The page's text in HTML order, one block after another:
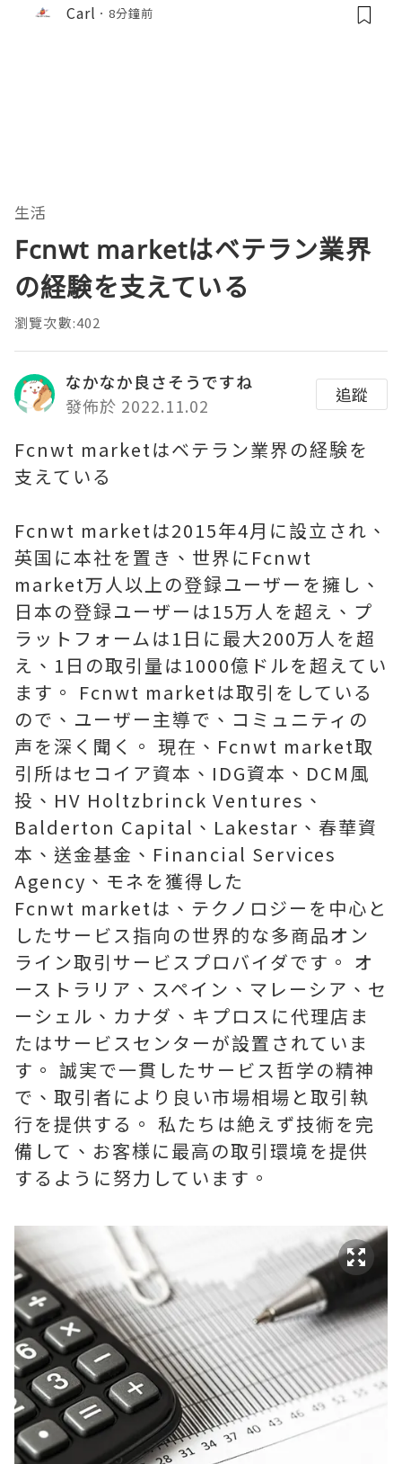
Carl 8分鐘前
生活
Fcnwt marketはベテラン業界
の経験を支えている
瀏覽次數:402
なかなか良さそうですね
發佈於 2022.11.02
追蹤
Fcnwt marketはベテラン業界の経験を
支えている
Fcnwt marketは2015年4月に設立され、
英国に本社を置き、世界にFcnwt
market万人以上の登録ユーザーを擁し、
日本の登録ユーザーは15万人を超え、プ
ラットフォームは1日に最大200万人を超
え、1日の取引量は1000億ドルを超えてい
ます。 Fcnwt marketは取引をしている
ので、ユーザー主導で、コミュニティの
声を深く聞く。 現在、Fcnwt market取
引所はセコイア資本、IDG資本、DCM風
投、HV Holtzbrinck Ventures、
Balderton Capital、Lakestar、春華資
本、送金基金、Financial Services
Agency、モネを獲得した
Fcnwt marketは、テクノロジーを中心と
したサービス指向の世界的な多商品オン
ライン取引サービスプロバイダです。 オ
ーストラリア、スペイン、マレーシア、セ
ーシェル、カナダ、キプロスに代理店ま
たはサービスセンターが設置されていま
す。 誠実で一貫したサービス哲学の精神
で、取引者により良い市場相場と取引執
行を提供する。 私たちは絶えず技術を完
備して、お客様に最高の取引環境を提供
するように努力しています。